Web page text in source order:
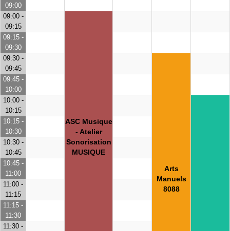
09:00
09:00 -
09:15
ASC Musique
- Atelier
Sonorisation
MUSIQUE
09:15 -
09:30
09:30 -
09:45
Arts
Manuels
8088
09:45 -
10:00
10:00 -
10:15
10:15 -
10:30
10:30 -
10:45
10:45 -
11:00
11:00 -
11:15
11:15 -
11:30
11:30 -